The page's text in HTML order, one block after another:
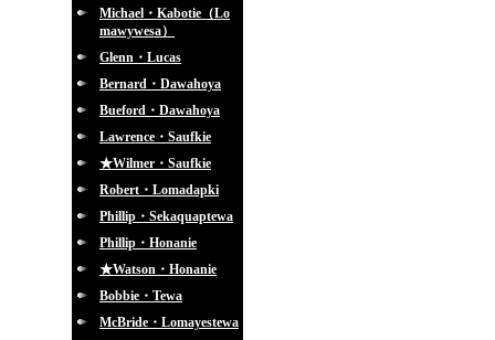
Michael・Kabotie（Lo
mawywesa）
Glenn・Lucas
Bernard・Dawahoya
Bueford・Dawahoya
Lawrence・Saufkie
★Wilmer・Saufkie
Robert・Lomadapki
Phillip・Sekaquaptewa
Phillip・Honanie
★Watson・Honanie
Bobbie・Tewa
McBride・Lomayestewa